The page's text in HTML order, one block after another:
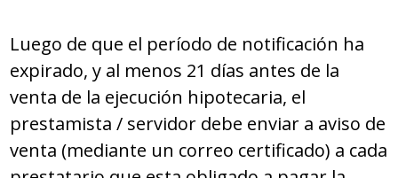
Luego de que el período de notificación ha
expirado, y al menos 21 días antes de la
venta de la ejecución hipotecaria, el
prestamista / servidor debe enviar a aviso de
venta (mediante un correo certificado) a cada